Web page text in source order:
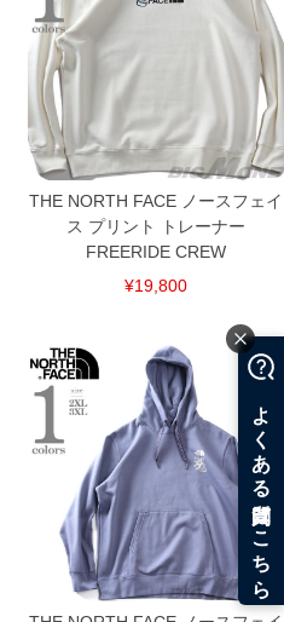
THE NORTH FACE ノースフェイ
ス プリント トレーナー
FREERIDE CREW
¥19,800